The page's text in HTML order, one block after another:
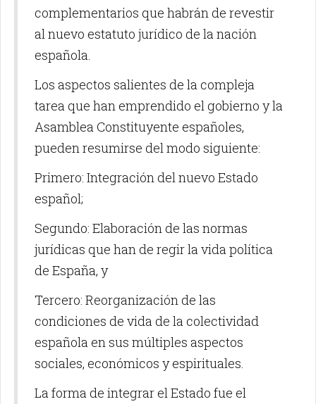
complementarios que habrán de revestir
al nuevo estatuto jurídico de la nación
española.
Los aspectos salientes de la compleja
tarea que han emprendido el gobierno y la
Asamblea Constituyente españoles,
pueden resumirse del modo siguiente:
Primero: Integración del nuevo Estado
español;
Segundo: Elaboración de las normas
jurídicas que han de regir la vida política
de España, y
Tercero: Reorganización de las
condiciones de vida de la colectividad
española en sus múltiples aspectos
sociales, económicos y espirituales.
La forma de integrar el Estado fue el